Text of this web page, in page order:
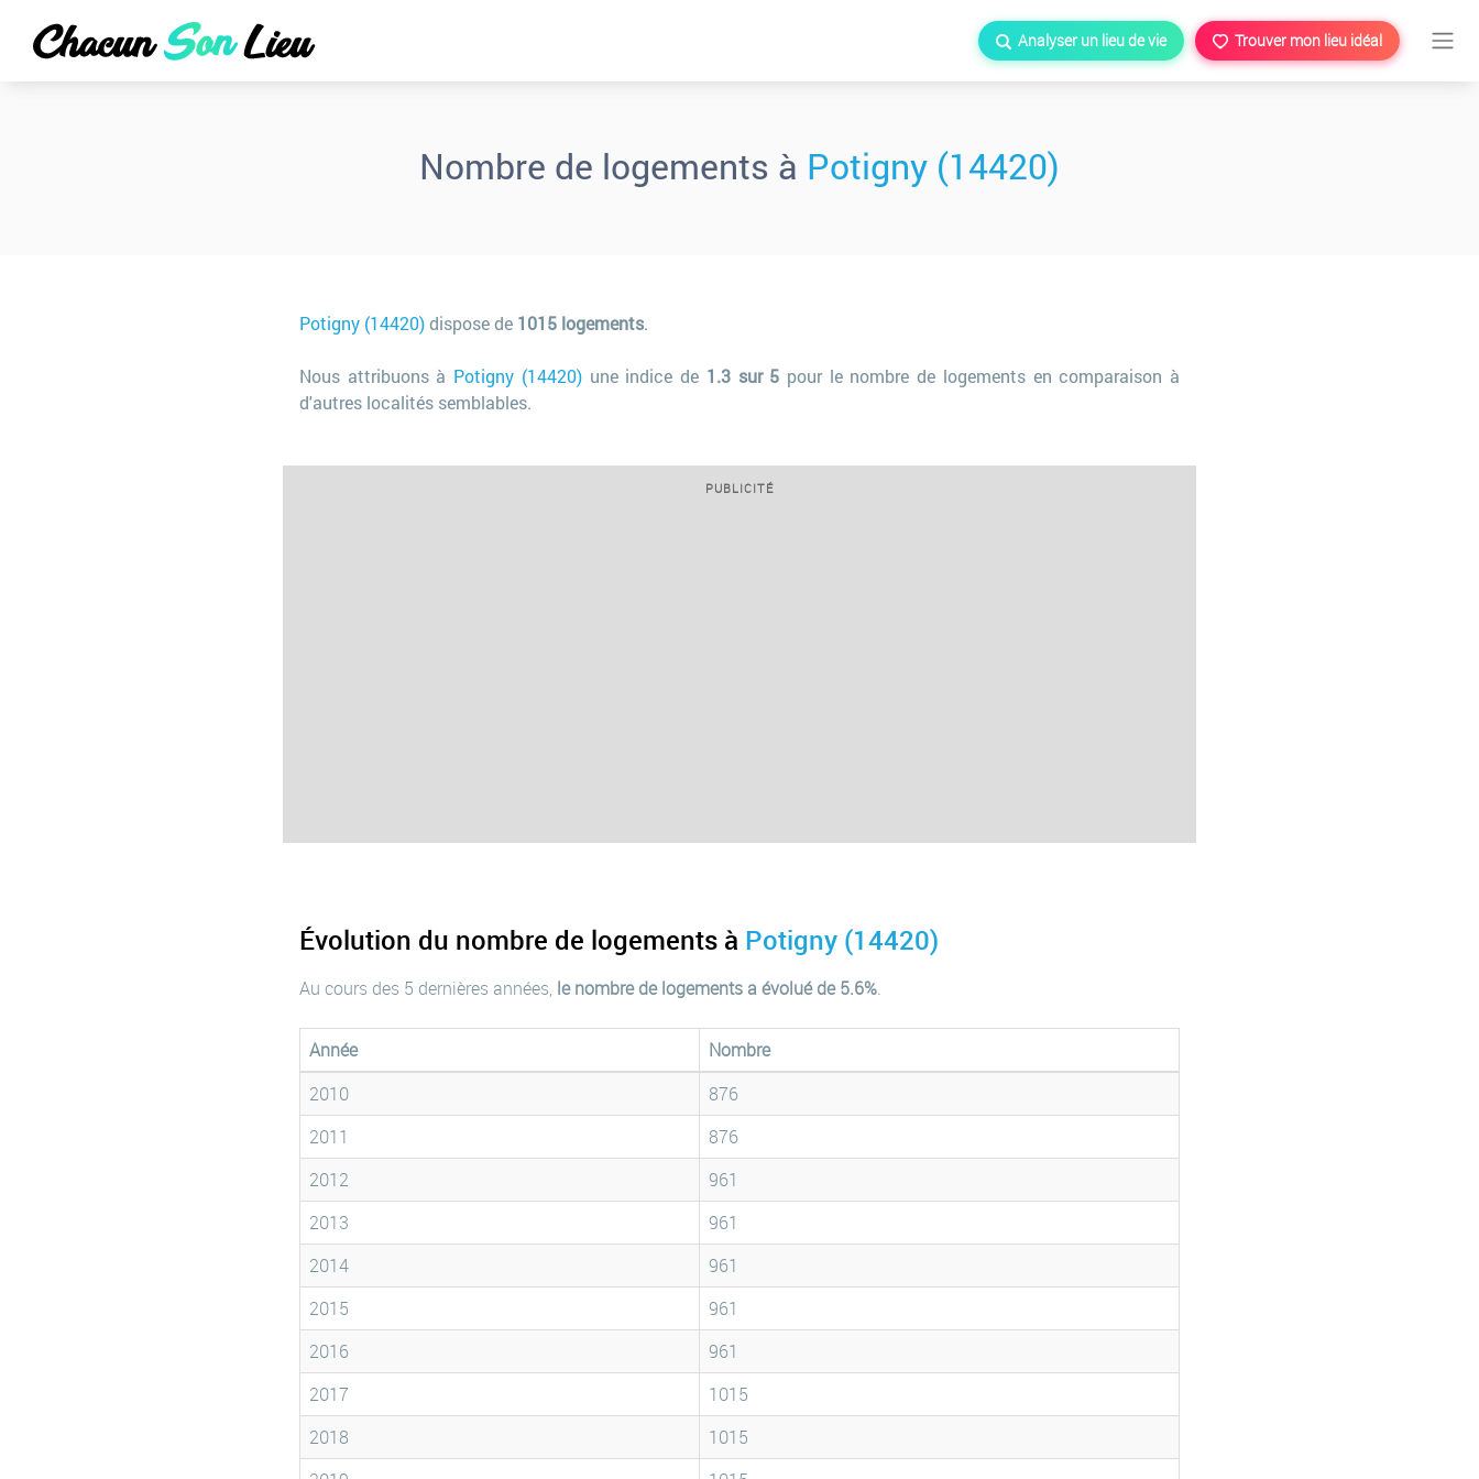
Analyser un lieu de vie Trouver mon lieu idéal
Nombre de logements à Potigny (14420)
Potigny (14420)dispose de 1015 logements.
Nous attribuons à Potigny (14420)une indice de 1.3 sur 5 pour le nombre de logements en comparaison à
d'autres localités semblables.
PUBLICITÉ
Évolution du nombre de logements à Potigny (14420)
Au cours des 5 dernières années, le nombre de logements a évolué de 5.6%.
Année
Nombre
2010
876
2011
876
2012
961
2013
961
2014
961
2015
961
2016
961
2017
1015
2018
1015